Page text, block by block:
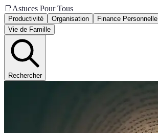
📑Astuces Pour Tous
Productivité Organisation Finance Personnelle
Vie de Famille
Rechercher